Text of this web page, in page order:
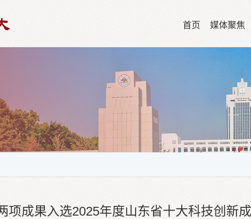
首页 媒体聚焦
项成果入选2025年度山东省十大科技创新